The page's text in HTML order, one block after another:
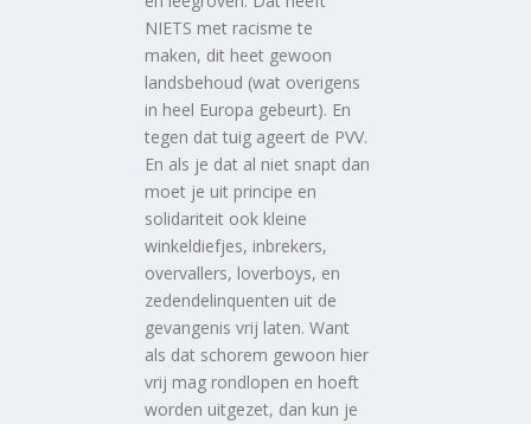
NIETS met racisme te
maken, dit heet gewoon
landsbehoud (wat overigens
in heel Europa gebeurt). En
tegen dat tuig ageert de PVV.
En als je dat al niet snapt dan
moet je uit principe en
solidariteit ook kleine
winkeldiefjes, inbrekers,
overvallers, loverboys, en
zedendelinquenten uit de
gevangenis vrij laten. Want
als dat schorem gewoon hier
vrij mag rondlopen en hoeft
worden uitgezet, dan kun je